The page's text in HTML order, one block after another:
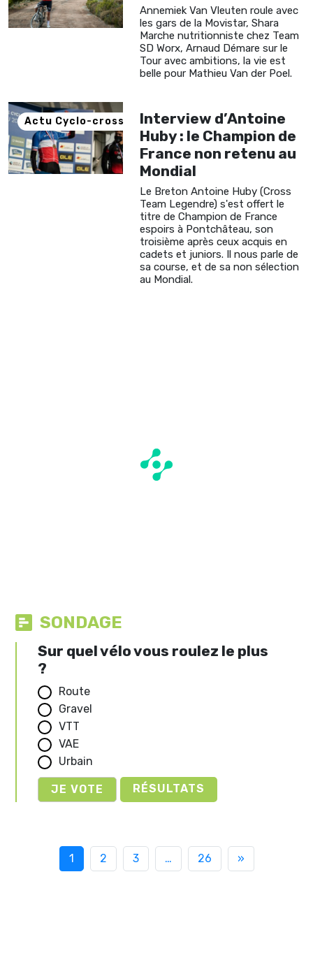
Annemiek Van Vleuten roule avec
les gars de la Movistar, Shara
Marche nutritionniste chez Team
SD Worx, Arnaud Démare sur le
Tour avec ambitions, la vie est
belle pour Mathieu Van der Poel.
Actu Cyclo-cross
Interview d’Antoine
Huby : le Champion de
France non retenu au
Mondial
Le Breton Antoine Huby (Cross
Team Legendre) s'est offert le
titre de Champion de France
espoirs à Pontchâteau, son
troisième après ceux acquis en
cadets et juniors. Il nous parle de
sa course, et de sa non sélection
au Mondial.
SONDAGE
Sur quel vélo vous roulez le plus
?
Route
Gravel
VTT
VAE
Urbain
RÉSULTATS
1 2 3 … 26 »